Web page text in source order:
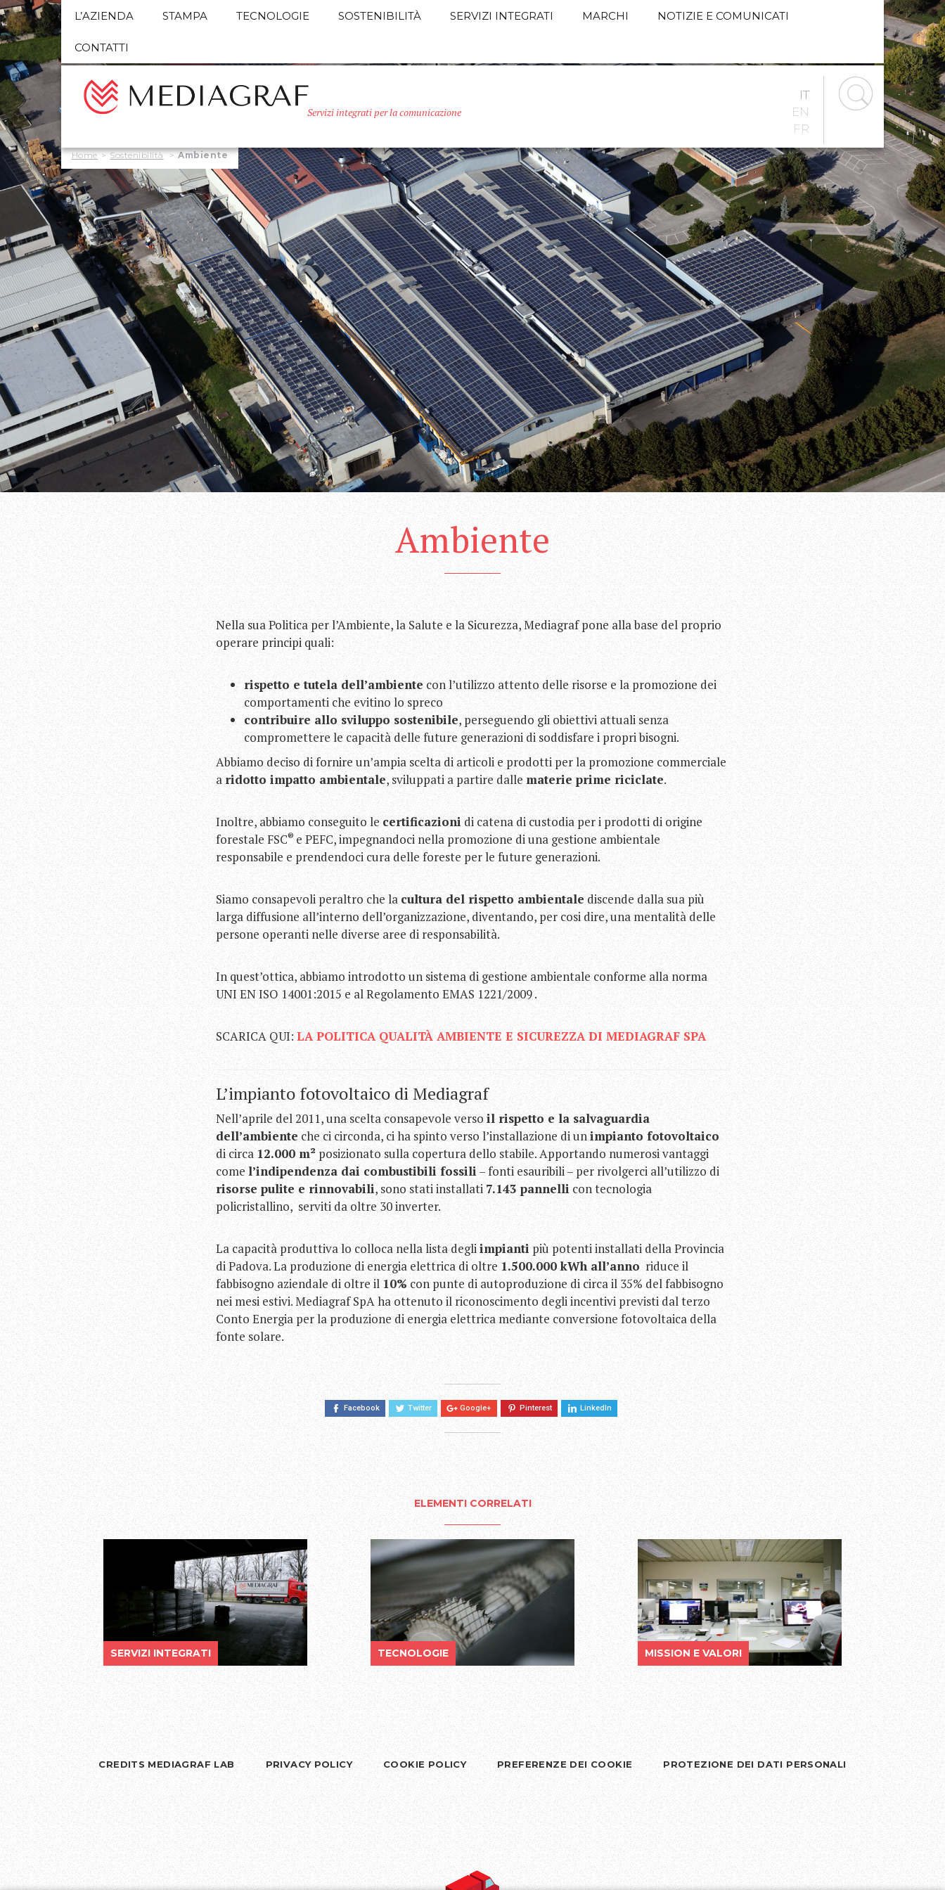
L’AZIENDA STAMPA TECNOLOGIE SOSTENIBILITÀ SERVIZI INTEGRATI MARCHI NOTIZIE E COMUNICATI
CONTATTI
Servizi integrati per la comunicazione
IT
EN
FR
Home > Sostenibilità > Ambiente
Ambiente
Nella sua Politica per l’Ambiente, la Salute e la Sicurezza, Mediagraf pone alla base del proprio
operare principi quali:
rispetto e tutela dell’ambiente con l’utilizzo attento delle risorse e la promozione dei
comportamenti che evitino lo spreco
contribuire allo sviluppo sostenibile, perseguendo gli obiettivi attuali senza
compromettere le capacità delle future generazioni di soddisfare i propri bisogni.
Abbiamo deciso di fornire un’ampia scelta di articoli e prodotti per la promozione commerciale
a ridotto impatto ambientale, sviluppati a partire dalle materie prime riciclate.
Inoltre, abbiamo conseguito lecertificazioni di catena di custodia per i prodotti di origine
forestale FSC® e PEFC, impegnandoci nella promozione di una gestione ambientale
responsabile e prendendoci cura delle foreste per le future generazioni.
Siamo consapevoli peraltro che la cultura del rispetto ambientale discende dalla sua più
larga diffusione all’interno dell’organizzazione, diventando, per cosi dire, una mentalità delle
persone operanti nelle diverse aree di responsabilità.
In quest’ottica, abbiamo introdotto un sistema di gestione ambientale conforme alla norma
UNI EN ISO 14001:2015 e al Regolamento EMAS 1221/2009 .
SCARICA QUI: LA POLITICA QUALITÀ AMBIENTE E SICUREZZADI MEDIAGRAF SPA
L’impianto fotovoltaico di Mediagraf
Nell’aprile del 2011, una scelta consapevole verso il rispetto e la salvaguardia
dell’ambiente che ci circonda, ci ha spinto verso l’installazione di unimpianto fotovoltaico
di circa12.000 m² posizionato sulla copertura dello stabile. Apportando numerosi vantaggi
come l’indipendenza dai combustibili fossili – fonti esauribili – per rivolgerci all’utilizzo di
risorse pulite e rinnovabili, sono stati installati 7.143 pannelli con tecnologia
policristallino, serviti da oltre 30 inverter.
La capacità produttiva lo colloca nella lista degliimpianti più potenti installati della Provincia
di Padova. La produzione di energia elettrica di oltre 1.500.000 kWh all’anno riduce il
fabbisogno aziendale di oltre il 10% con punte di autoproduzione di circa il 35% del fabbisogno
nei mesi estivi. Mediagraf SpA ha ottenuto il riconoscimento degli incentivi previsti dal terzo
Conto Energia per la produzione di energia elettrica mediante conversione fotovoltaica della
fonte solare.
Facebook Twitter Google+ Pinterest LinkedIn
ELEMENTI CORRELATI
SERVIZI INTEGRATI TECNOLOGIE MISSION E VALORI
CREDITS MEDIAGRAF LAB PRIVACY POLICY COOKIE POLICY PREFERENZE DEI COOKIE PROTEZIONE DEI DATI PERSONALI